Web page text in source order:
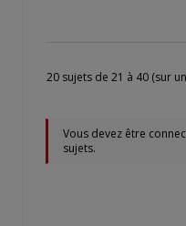
20 sujets de 21 à 40 (sur
Vous devez être
sujets.